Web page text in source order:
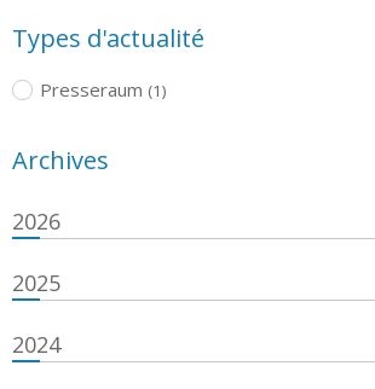
Types d'actualité
Presseraum (1)
Archives
2026
2025
2024